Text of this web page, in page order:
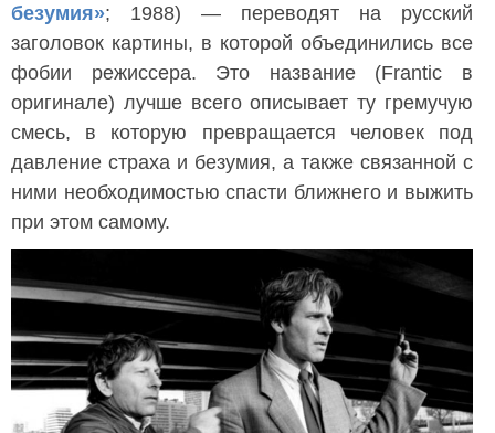
безумия»; 1988) — переводят на русский
заголовок картины, в которой объединились все
фобии режиссера. Это название (Frantic в
оригинале) лучше всего описывает ту гремучую
смесь, в которую превращается человек под
давление страха и безумия, а также связанной с
ними необходимостью спасти ближнего и выжить
при этом самому.